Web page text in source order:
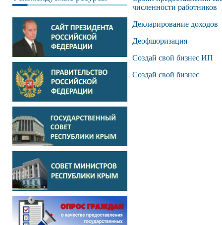
численности работников
Декларирование доходов
Деофшоризация
Создай свой бизнес ИП
Создай свой бизнес